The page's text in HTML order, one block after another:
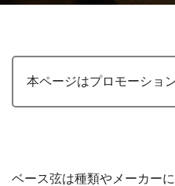
本ページはプロモーショ
ベース弦は種類やメーカー